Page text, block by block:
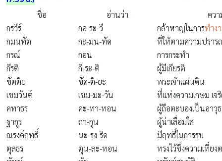
ชื่อ อ่านว่า
คว
กรวีร์
กอ-ระ-วี กล้าหาญในการทำง
กมนทัต
กะ-มน-ทัด
ที่ให้ตามความปราร
กรณ์
กอน
การกระทำ
กีรติ
กี-ระ-ติ
ผู้มีเกียรติ
ขัตติย
ขัด-ติ-ยะ
พระเจ้าแผ่นดิน
เขมวันต์
เขม-มะ-วัน
ที่แห่งความเกษม เจริ
คทาธร
คะ-ทา-ทอน
ผู้ถือตะบองเป็นอาวุธ
ฐากูร
ถา-กูน
ผู้น่าเลื่อมใส
ณรงค์ฤทธิ์
นะ-รง-ริด
มีฤทธิ์ในการรบ
ตุลธร
ตุน-ละ-ทอน
ทรงไว้ซึ่งความเที่ยง